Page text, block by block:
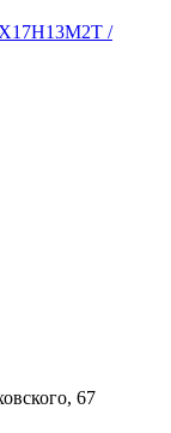
/
67